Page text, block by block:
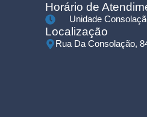
Horário de
Unidade
Localização
Rua Da Consolação,